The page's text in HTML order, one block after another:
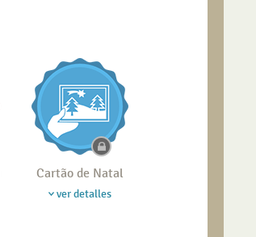
Cartão de Natal
ver detalles